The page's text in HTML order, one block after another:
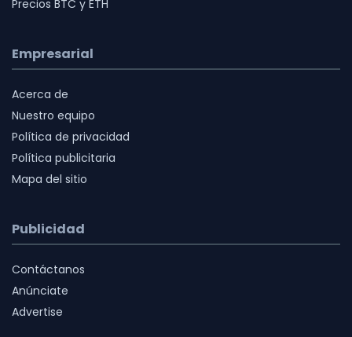
Precios BTC y ETH
Empresarial
Acerca de
Nuestro equipo
Política de privacidad
Política publicitaria
Mapa del sitio
Publicidad
Contáctanos
Anúnciate
Advertise